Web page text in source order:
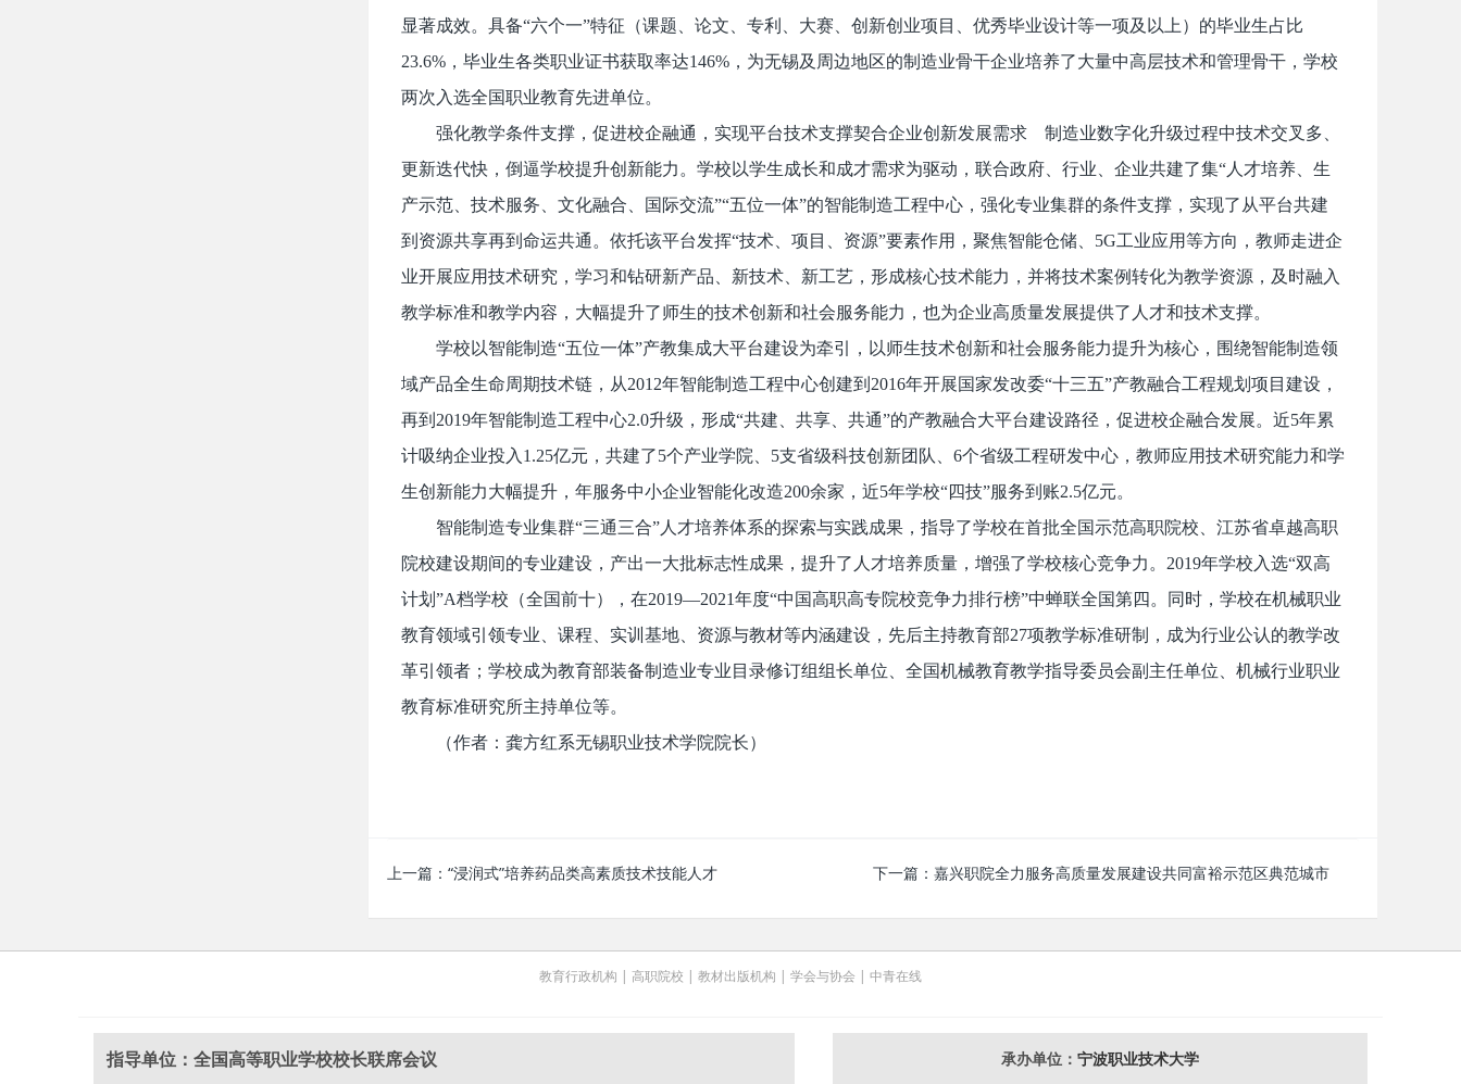
显著成效。具备“六个一”特征（课题、论文、专利、大赛、创新创业项目、优秀毕业设计等一项及以上）的毕业生占比
23.6%，毕业生各类职业证书获取率达146%，为无锡及周边地区的制造业骨干企业培养了大量中高层技术和管理骨干，学校
两次入选全国职业教育先进单位。
强化教学条件支撑，促进校企融通，实现平台技术支撑契合企业创新发展需求 制造业数字化升级过程中技术交叉多、
更新迭代快，倒逼学校提升创新能力。学校以学生成长和成才需求为驱动，联合政府、行业、企业共建了集“人才培养、生
产示范、技术服务、文化融合、国际交流”“五位一体”的智能制造工程中心，强化专业集群的条件支撑，实现了从平台共建
到资源共享再到命运共通。依托该平台发挥“技术、项目、资源”要素作用，聚焦智能仓储、5G工业应用等方向，教师走进企
业开展应用技术研究，学习和钻研新产品、新技术、新工艺，形成核心技术能力，并将技术案例转化为教学资源，及时融入
教学标准和教学内容，大幅提升了师生的技术创新和社会服务能力，也为企业高质量发展提供了人才和技术支撑。
学校以智能制造“五位一体”产教集成大平台建设为牵引，以师生技术创新和社会服务能力提升为核心，围绕智能制造领
域产品全生命周期技术链，从2012年智能制造工程中心创建到2016年开展国家发改委“十三五”产教融合工程规划项目建设，
再到2019年智能制造工程中心2.0升级，形成“共建、共享、共通”的产教融合大平台建设路径，促进校企融合发展。近5年累
计吸纳企业投入1.25亿元，共建了5个产业学院、5支省级科技创新团队、6个省级工程研发中心，教师应用技术研究能力和学
生创新能力大幅提升，年服务中小企业智能化改造200余家，近5年学校“四技”服务到账2.5亿元。
智能制造专业集群“三通三合”人才培养体系的探索与实践成果，指导了学校在首批全国示范高职院校、江苏省卓越高职
院校建设期间的专业建设，产出一大批标志性成果，提升了人才培养质量，增强了学校核心竞争力。2019年学校入选“双高
计划”A档学校（全国前十），在2019—2021年度“中国高职高专院校竞争力排行榜”中蝉联全国第四。同时，学校在机械职业
教育领域引领专业、课程、实训基地、资源与教材等内涵建设，先后主持教育部27项教学标准研制，成为行业公认的教学改
革引领者；学校成为教育部装备制造业专业目录修订组组长单位、全国机械教育教学指导委员会副主任单位、机械行业职业
教育标准研究所主持单位等。
（作者：龚方红系无锡职业技术学院院长）
上一篇： “浸润式”培养药品类高素质技术技能人才 下一篇： 嘉兴职院全力服务高质量发展建设共同富裕示范区典范城市
教育行政机构 | 高职院校 | 教材出版机构 | 学会与协会 | 中青在线
指导单位：全国高等职业学校校长联席会议 承办单位： 宁波职业技术大学